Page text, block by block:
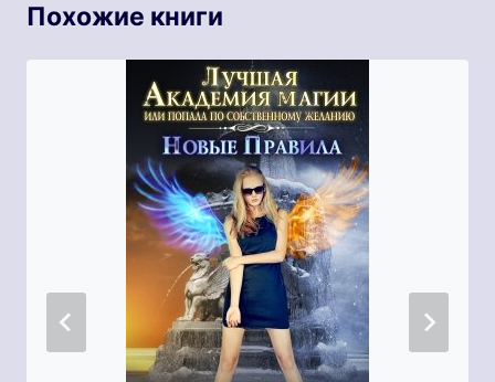
Похожие книги